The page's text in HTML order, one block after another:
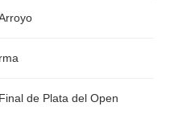
de Plata del Open